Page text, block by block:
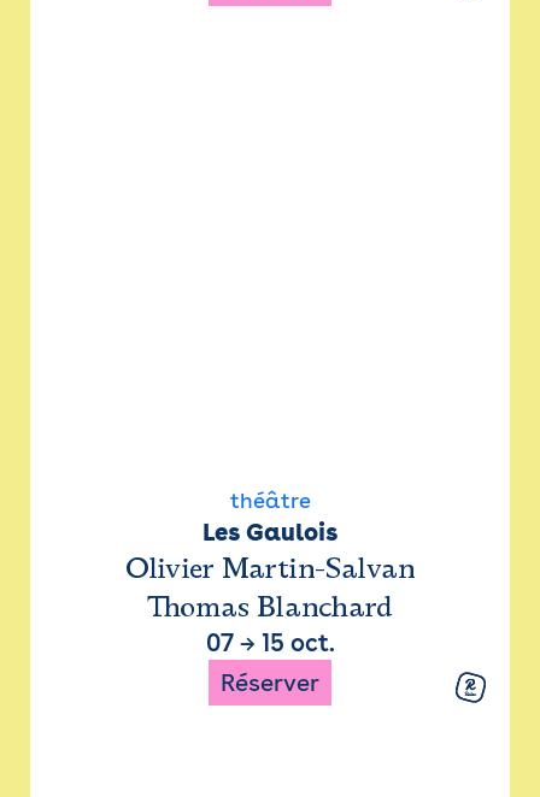
théâtre
Les Gaulois
Olivier Martin-Salvan
Thomas Blanchard
07→ 15 oct.
Réserver